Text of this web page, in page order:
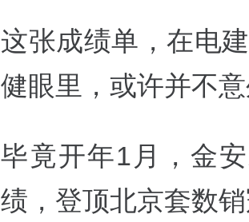
这张成绩单，在电
健眼里，或许并不意
毕竟开年1月，金
绩，登顶北京套数销